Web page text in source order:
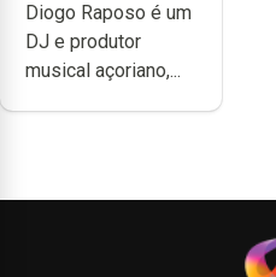
quão difícil é
produzir uma
música”
Diogo Raposo é um
DJ e produtor
musical açoriano,...